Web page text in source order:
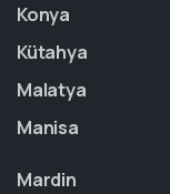
Konya
Kütahya
Malatya
Manisa
Mardin